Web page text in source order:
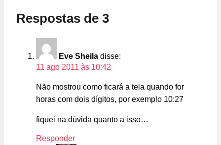
Respostas de 3
Eve Sheila disse:
11 ago 2011 às 10:42
Não mostrou como ficará a tela quando for
horas com dois dígitos, por exemplo 10:27
fiquei na dúvida quanto a isso…
Responder